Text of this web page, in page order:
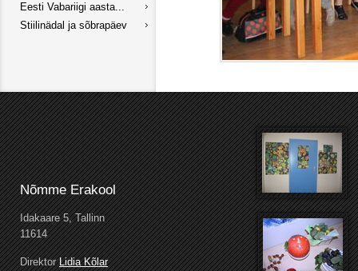
Eesti Vabariigi aasta...
Stiilinädal ja sõbrapäev
Nõmme Erakool
Idakaare 5, Tallinn
11614
DirektorLidia Kõlar